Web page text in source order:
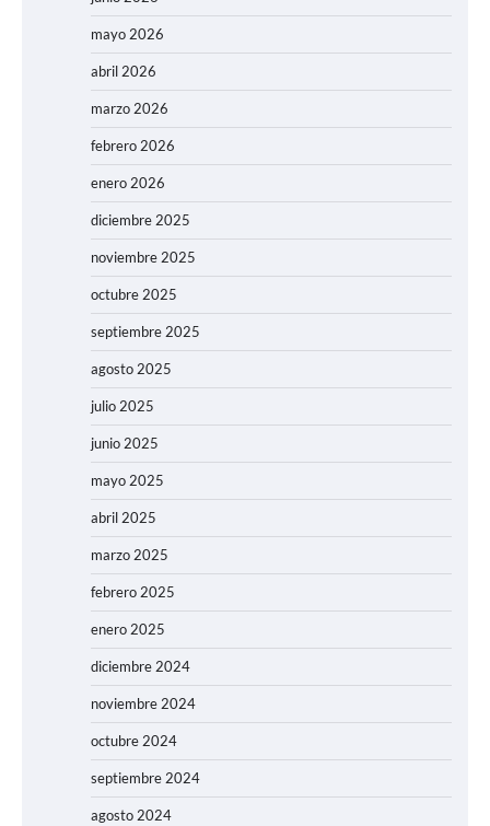
mayo 2026
abril 2026
marzo 2026
febrero 2026
enero 2026
diciembre 2025
noviembre 2025
octubre 2025
septiembre 2025
agosto 2025
julio 2025
junio 2025
mayo 2025
abril 2025
marzo 2025
febrero 2025
enero 2025
diciembre 2024
noviembre 2024
octubre 2024
septiembre 2024
agosto 2024